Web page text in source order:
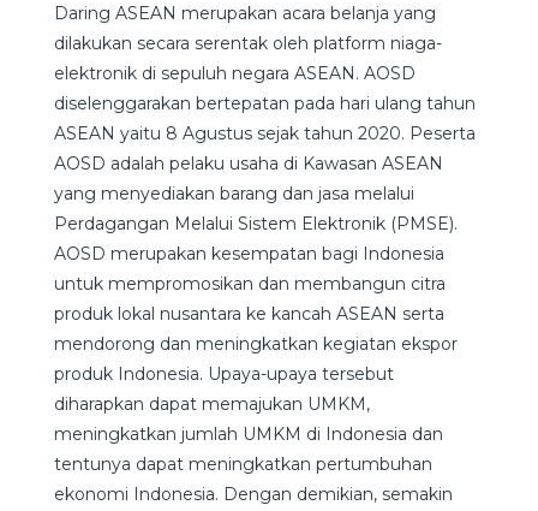
Daring ASEAN merupakan acara belanja yang
dilakukan secara serentak oleh platform niaga-
elektronik di sepuluh negara ASEAN. AOSD
diselenggarakan bertepatan pada hari ulang tahun
ASEAN yaitu 8 Agustus sejak tahun 2020. Peserta
AOSD adalah pelaku usaha di Kawasan ASEAN
yang menyediakan barang dan jasa melalui
Perdagangan Melalui Sistem Elektronik (PMSE).
AOSD merupakan kesempatan bagi Indonesia
untuk mempromosikan dan membangun citra
produk lokal nusantara ke kancah ASEAN serta
mendorong dan meningkatkan kegiatan ekspor
produk Indonesia. Upaya-upaya tersebut
diharapkan dapat memajukan UMKM,
meningkatkan jumlah UMKM di Indonesia dan
tentunya dapat meningkatkan pertumbuhan
ekonomi Indonesia. Dengan demikian, semakin